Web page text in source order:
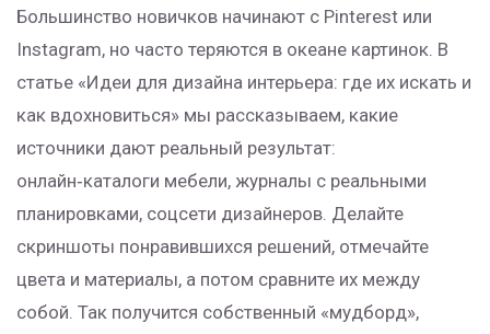
Большинство новичков начинают с Pinterest или
Instagram, но часто теряются в океане картинок. В
статье «Идеи для дизайна интерьера: где их искать и
как вдохновиться» мы рассказываем, какие
источники дают реальный результат:
онлайн‑каталоги мебели, журналы с реальными
планировками, соцсети дизайнеров. Делайте
скриншоты понравившихся решений, отмечайте
цвета и материалы, а потом сравните их между
собой. Так получится собственный «мудборд»,